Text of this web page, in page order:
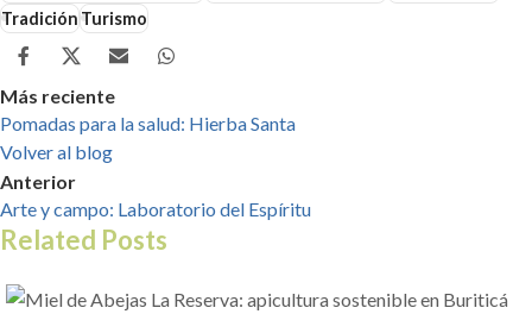
TradiciónTurismo
Más reciente
Pomadas para la salud: Hierba Santa
Volver al blog
Anterior
Arte y campo: Laboratorio del Espíritu
Related Posts